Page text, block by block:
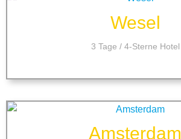
Wesel
3 Tage / 4-Sterne Hotel
Amsterdam